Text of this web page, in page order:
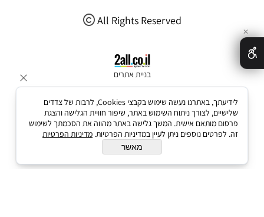
All Rights Reserved
בניית אתרים
✕
לידיעתך, באתרנו נעשה שימוש בקבצי Cookies, לרבות של צדדים
שלישיים, לצורך ניתוח השימוש באתר, שיפור חוויית הגלישה והצגת
פרסום מותאם אישית. המשך גלישה באתר מהווה את הסכמתך לשימוש
זה. לפרטים נוספים ניתן לעיין במדיניות הפרטיות. מדיניות הפרטיות
מאשר